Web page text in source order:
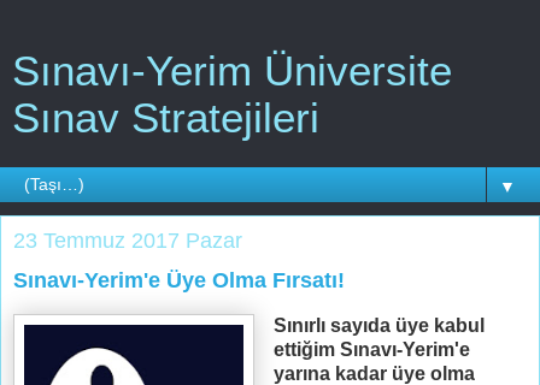
Sınavı-Yerim Üniversite
Sınav Stratejileri
▼
23 Temmuz 2017 Pazar
Sınavı-Yerim'e Üye Olma Fırsatı!
Sınırlı sayıda üye kabul
ettiğim Sınavı-Yerim'e
yarına kadar üye olma